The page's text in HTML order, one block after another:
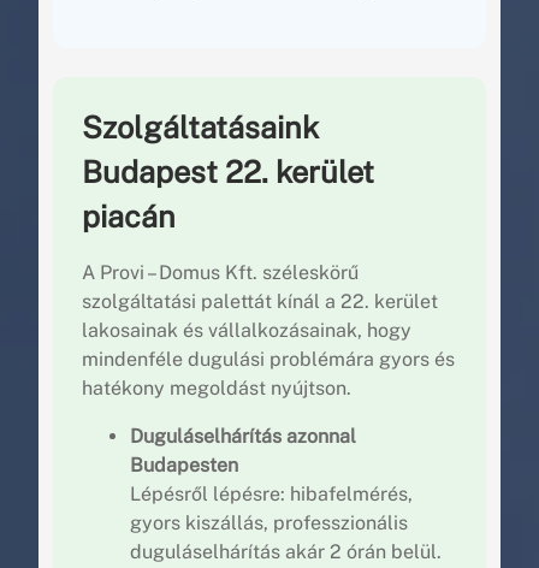
Szolgáltatásaink
Budapest 22. kerület
piacán
A Provi – Domus Kft. széleskörű
szolgáltatási palettát kínál a 22. kerület
lakosainak és vállalkozásainak, hogy
mindenféle dugulási problémára gyors és
hatékony megoldást nyújtson.
Duguláselhárítás azonnal
Budapesten
Lépésről lépésre: hibafelmérés,
gyors kiszállás, professzionális
duguláselhárítás akár 2 órán belül.